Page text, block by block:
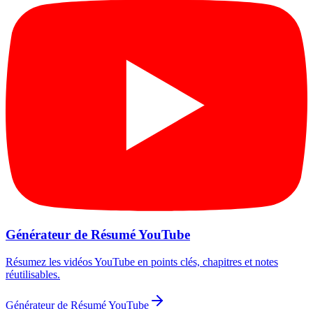
Générateur de Résumé YouTube
Résumez les vidéos YouTube en points clés, chapitres et notes
réutilisables.
Générateur de Résumé YouTube